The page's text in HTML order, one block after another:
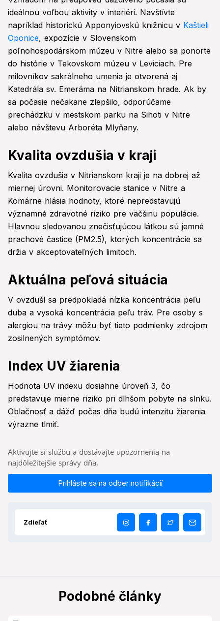
ideálnou voľbou aktivity v interiéri. Navštívte
napríklad historickú Apponyiovskú knižnicu v Kaštieli
Oponice, expozície v Slovenskom
poľnohospodárskom múzeu v Nitre alebo sa ponorte
do histórie v Tekovskom múzeu v Leviciach. Pre
milovníkov sakrálneho umenia je otvorená aj
Katedrála sv. Emeráma na Nitrianskom hrade. Ak by
sa počasie nečakane zlepšilo, odporúčame
prechádzku v mestskom parku na Sihoti v Nitre
alebo návštevu Arboréta Mlyňany.
Kvalita ovzdušia v kraji
Kvalita ovzdušia v Nitrianskom kraji je na dobrej až
miernej úrovni. Monitorovacie stanice v Nitre a
Komárne hlásia hodnoty, ktoré nepredstavujú
významné zdravotné riziko pre väčšinu populácie.
Hlavnou sledovanou znečisťujúcou látkou sú jemné
prachové častice (PM2.5), ktorých koncentrácie sa
držia v akceptovateľných limitoch.
Aktuálna peľová situácia
V ovzduší sa predpokladá nízka koncentrácia peľu
duba a vysoká koncentrácia peľu tráv. Pre osoby s
alergiou na trávy môžu byť tieto podmienky zdrojom
zosilnených symptómov.
Index UV žiarenia
Hodnota UV indexu dosiahne úroveň 3, čo
predstavuje mierne riziko pri dlhšom pobyte na slnku.
Oblačnosť a dážď počas dňa budú intenzitu žiarenia
výrazne tlmiť.
Aktivujte si službu a dostávajte upozornenia na
najdôležitejšie správy dňa.
Prihláste sa na odber notifikácií
Zdieľať
Podobné články